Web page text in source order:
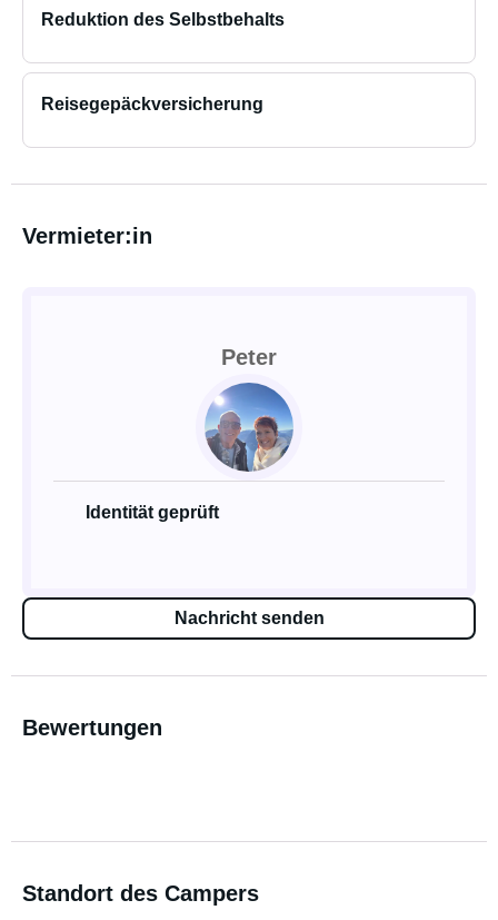
Reduktion des Selbstbehalts
Reisegepäckversicherung
Vermieter:in
Peter
Identität geprüft
Nachricht senden
Bewertungen
Standort des Campers